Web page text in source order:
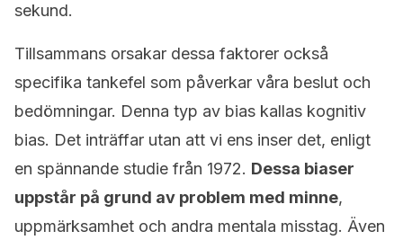
sekund.
Tillsammans orsakar dessa faktorer också
specifika tankefel som påverkar våra beslut och
bedömningar. Denna typ av bias kallas kognitiv
bias. Det inträffar utan att vi ens inser det, enligt
en spännande studie från 1972. Dessa biaser
uppstår på grund av problem med minne,
uppmärksamhet och andra mentala misstag. Även